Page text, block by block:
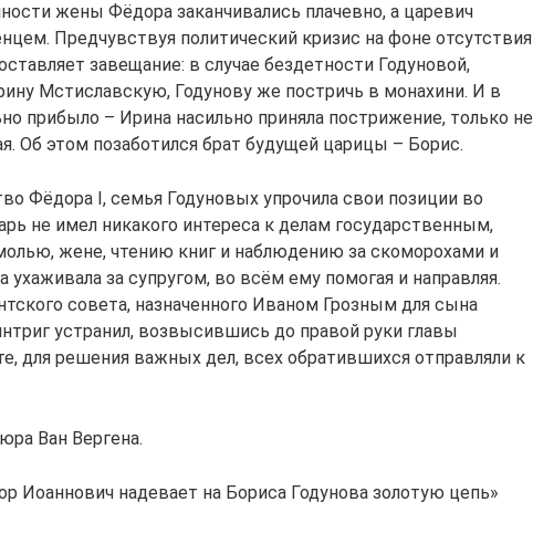
жены Фёдора заканчивались плачевно, а царевич
Предчувствуя политический кризис на фоне отсутствия
завещание: в случае бездетности Годуновой,
Мстиславскую, Годунову же постричь в монахини. И в
прибыло – Ирина насильно приняла пострижение, только не
Об этом позаботился брат будущей царицы – Борис.
Фёдора I, семья Годуновых упрочила свои позиции во
не имел никакого интереса к делам государственным,
жене, чтению книг и наблюдению за скоморохами и
за супругом, во всём ему помогая и направляя.
совета, назначенного Иваном Грозным для сына
устранил, возвысившись до правой руки главы
для решения важных дел, всех обратившихся отправляли к
Ван Вергена.
Иоаннович надевает на Бориса Годунова золотую цепь»